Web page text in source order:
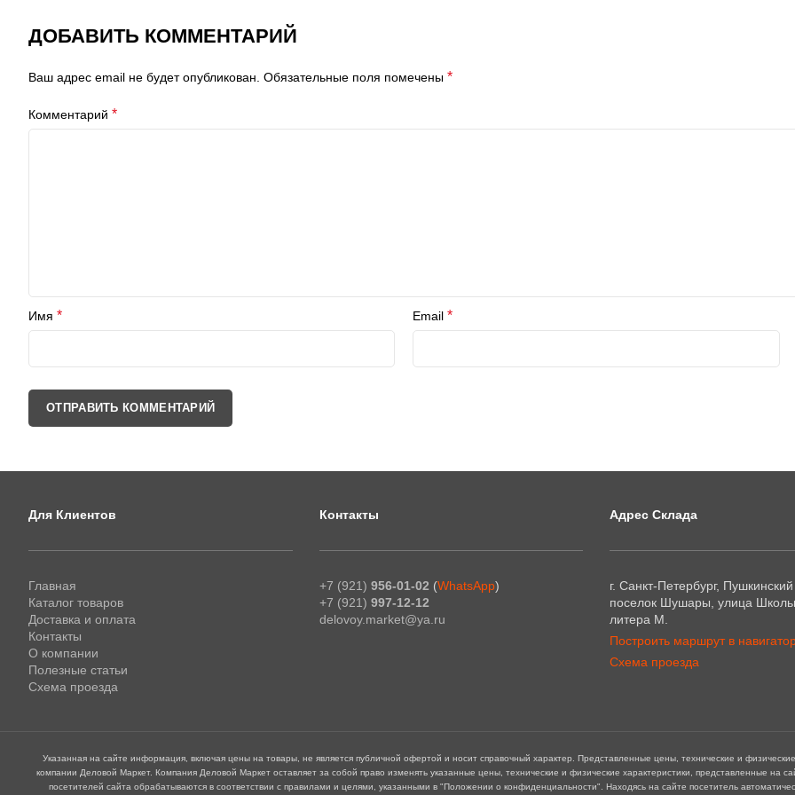
ДОБАВИТЬ КОММЕНТАРИЙ
Ваш адрес email не будет опубликован. Обязательные поля помечены *
Комментарий *
Имя * Email*
Для Клиентов
Главная
Каталог товаров
Доставка и оплата
Контакты
О компании
Полезные статьи
Схема проезда
Контакты
+7 (921) 956-01-02(WhatsApp)
+7 (921) 997-12-12
delovoy.market@ya.ru
Адрес Склада
г. Санкт-Петербург,
поселок Шушары, улица
литера М.
Построить маршрут в
Схема проезда
Указанная на сайте информация, включая цены на товары, не является публичной офертой и носит справочный характер. Представленные цены, технические и
компании Деловой Маркет. Компания Деловой Маркет оставляет за собой право изменять указанные цены, технические и физические характеристики, представленные на
посетителей сайта обрабатываются в соответствии с правилами и целями, указанными в "Положении о конфиденциальности". Находясь на сайте посетитель